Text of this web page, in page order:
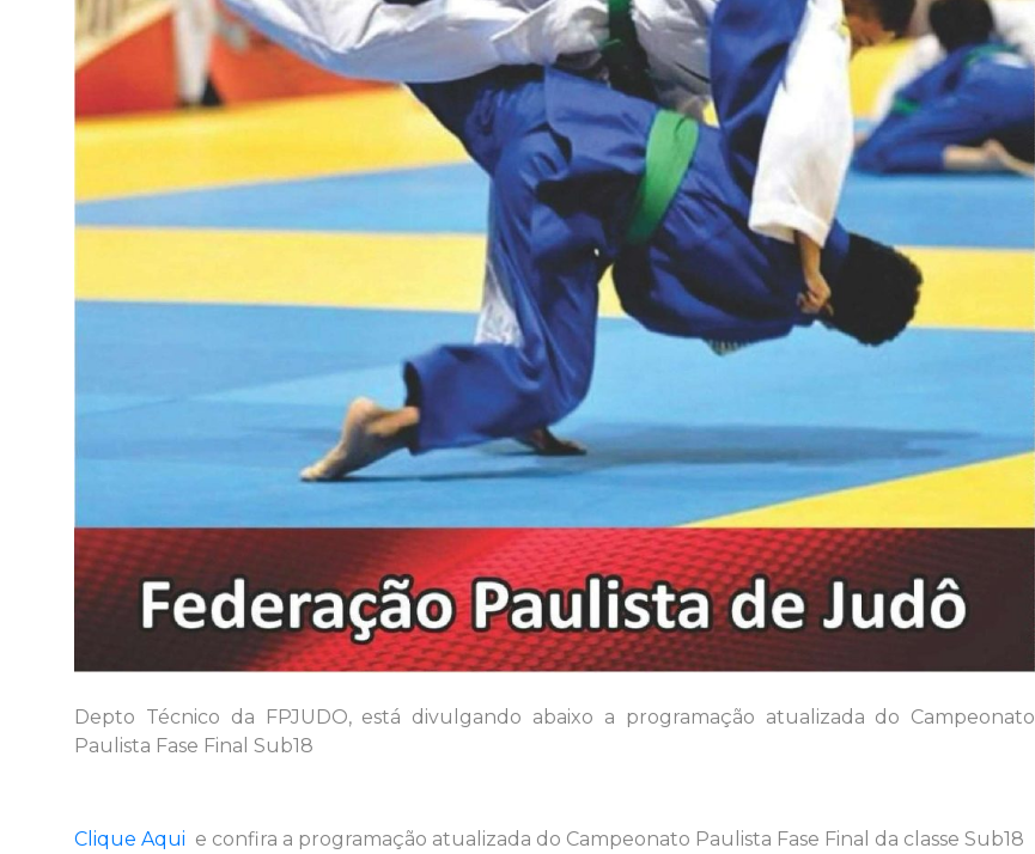
Depto Técnico da FPJUDO, está divulgando abaixo a programação atualizada do Campeonato
Paulista Fase Final Sub18
Clique Aqui e confira a programação atualizada do Campeonato Paulista Fase Final da classe Sub18